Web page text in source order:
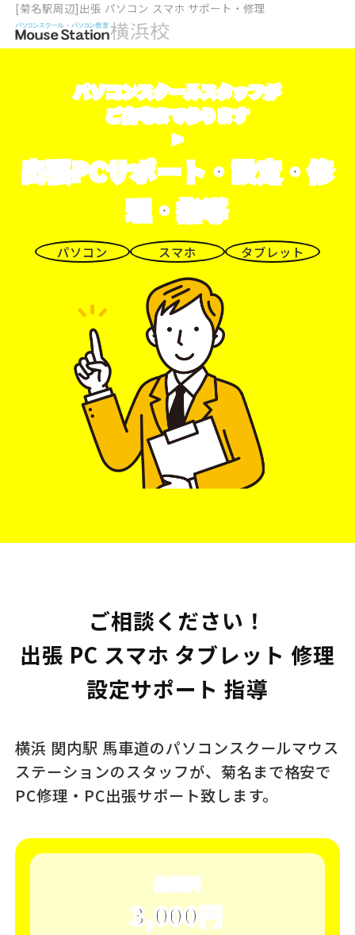
[菊名駅周辺]出張 パソコン スマホ サポート・修理
パソコンスクールスタッフが
ご自宅まで参ります
>
出張PCサポート・設定・修
理・指導
パソコン スマホ タブレット
ご相談ください！
出張 PC スマホ タブレット 修理
設定サポート 指導
横浜 関内駅 馬車道のパソコンスクールマウス
ステーションのスタッフが、 菊名まで格安で
PC修理・PC出張サポート致します。
出張料
3,000円